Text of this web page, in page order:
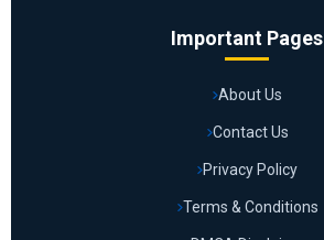
Important Pages
About Us
Contact Us
Privacy Policy
Terms & Conditions